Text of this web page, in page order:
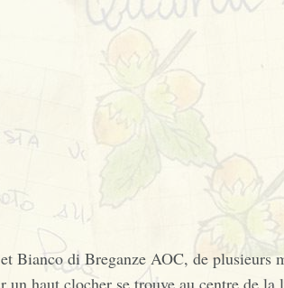
Bianco di Breganze AOC, de plusieurs
haut clocher se trouve au centre de